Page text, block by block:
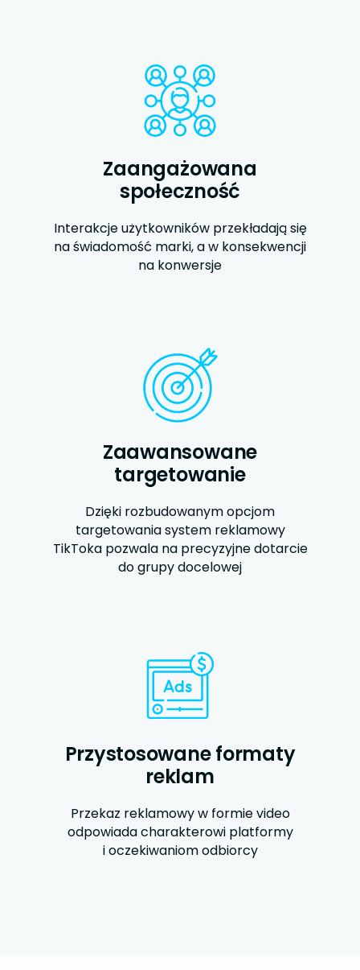
Zaangażowana
społeczność
Interakcje użytkowników przekładają się
na świadomość marki, a w konsekwencji
na konwersje
Zaawansowane
targetowanie
Dzięki rozbudowanym opcjom
targetowania system reklamowy
TikToka pozwala na precyzyjne dotarcie
do grupy docelowej
Przystosowane formaty
reklam
Przekaz reklamowy w formie video
odpowiada charakterowi platformy
i oczekiwaniom odbiorcy